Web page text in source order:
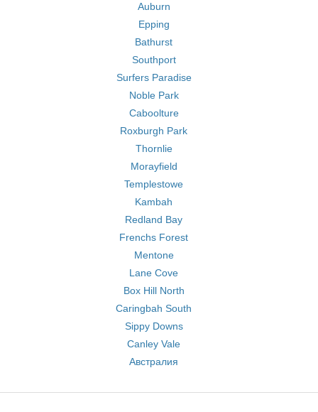
Auburn
Epping
Bathurst
Southport
Surfers Paradise
Noble Park
Caboolture
Roxburgh Park
Thornlie
Morayfield
Templestowe
Kambah
Redland Bay
Frenchs Forest
Mentone
Lane Cove
Box Hill North
Caringbah South
Sippy Downs
Canley Vale
Австралия